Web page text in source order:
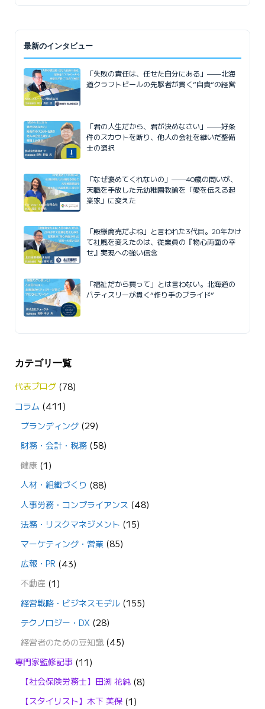
最新のインタビュー
「失敗の責任は、任せた自分にある」——北海
道クラフトビールの先駆者が貫く”自責”の経営
「君の人生だから、君が決めなさい」——好条
件のスカウトを断り、他人の会社を継いだ整備
士の選択
「なぜ褒めてくれないの」——40歳の問いが、
天職を手放した元幼稚園教諭を「愛を伝える起
業家」に変えた
「殿様商売だよね」と言われた3代目。20年かけ
て社風を変えたのは、従業員の『物心両面の幸
せ』実現への強い信念
「福祉だから買って」とは言わない。北海道の
パティスリーが貫く“作り手のプライド”
カテゴリ一覧
代表ブログ(78)
コラム (411)
ブランディング (29)
財務・会計・税務 (58)
健康 (1)
人材・組織づくり (88)
人事労務・コンプライアンス (48)
法務・リスクマネジメント (15)
マーケティング・営業 (85)
広報・PR (43)
不動産 (1)
経営戦略・ビジネスモデル (155)
テクノロジー・DX (28)
経営者のための豆知識(45)
専門家監修記事(11)
【社会保険労務士】田渕 花純 (8)
【スタイリスト】木下 美保 (1)